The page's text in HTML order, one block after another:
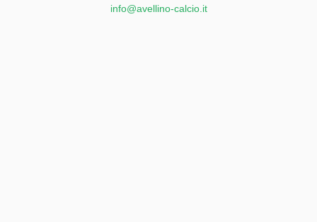
info@avellino-calcio.it